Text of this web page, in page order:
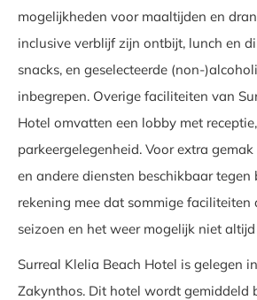
mogelijkheden voor maaltijden en
inclusive verblijf zijn ontbijt, lunch en
snacks, en geselecteerde (non-
inbegrepen. Overige faciliteiten van
Hotel omvatten een lobby met
parkeergelegenheid. Voor extra
en andere diensten beschikbaar tegen
rekening mee dat sommige
seizoen en het weer mogelijk niet
Surreal Klelia Beach Hotel is gelegen
Zakynthos. Dit hotel wordt gemiddeld